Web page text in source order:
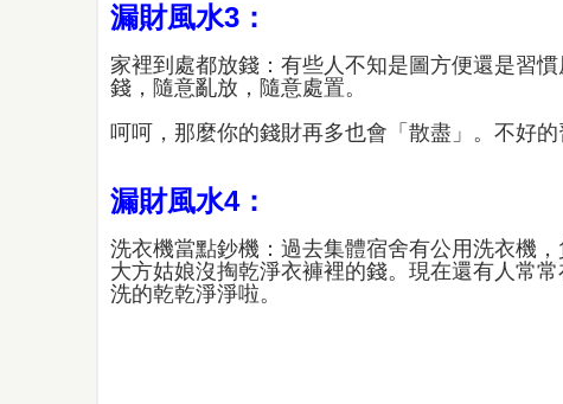
漏財風水3：
家裡到處都放錢：有些人不知是圖方便還是習
錢，隨意亂放，隨意處置。
呵呵，那麼你的錢財再多也會「散盡」。不好
漏財風水4：
洗衣機當點鈔機：過去集體宿舍有公用洗衣機
大方姑娘沒掏乾淨衣褲裡的錢。現在還有人常
洗的乾乾淨淨啦。